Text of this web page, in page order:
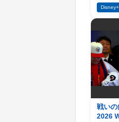
戦い
2026